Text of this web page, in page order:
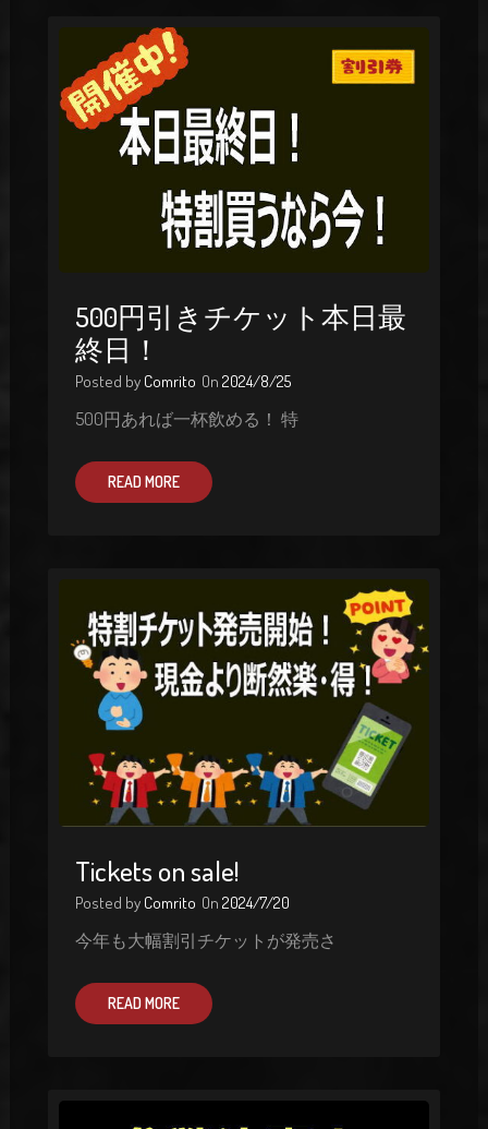
500円引きチケット本日最
終日！
Posted by Comrito On 2024/8/25
500円あれば一杯飲める！ 特
READ MORE
Tickets on sale!
Posted by Comrito On 2024/7/20
今年も大幅割引チケットが発売さ
READ MORE